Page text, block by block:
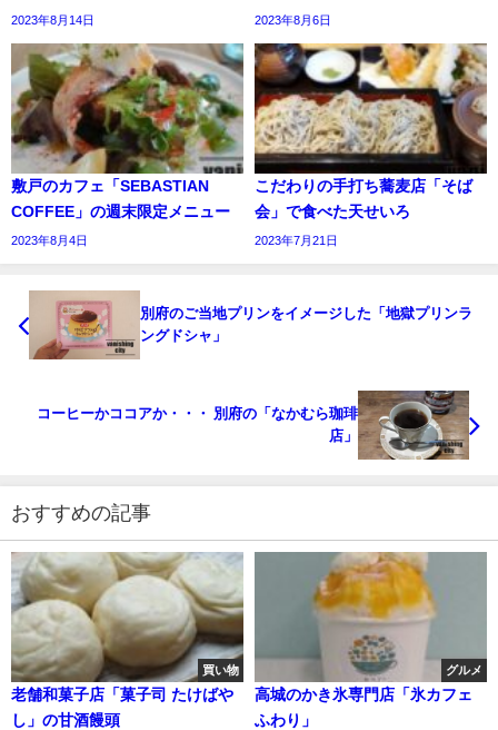
2023年8月14日 2023年8月6日
敷戸のカフェ「SEBASTIAN
COFFEE」の週末限定メニュー
2023年8月4日
こだわりの手打ち蕎麦店「そば
会」で食べた天せいろ
2023年7月21日
別府のご当地プリンをイメージした「地獄プリンラ
ングドシャ」
コーヒーかココアか・・・ 別府の「なかむら珈琲
店」
おすすめの記事
買い物
老舗和菓子店「菓子司 たけばや
し」の甘酒饅頭
グルメ
高城のかき氷専門店「氷カフェ
ふわり」